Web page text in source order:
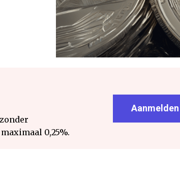
0,25%.